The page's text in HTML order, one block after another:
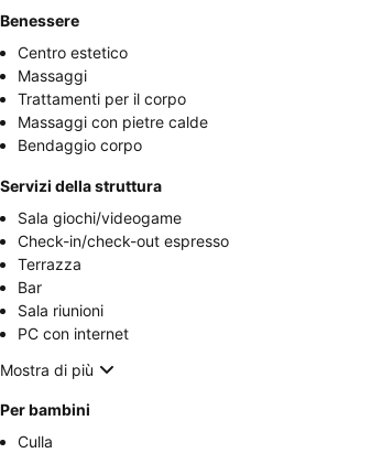
Benessere
Centro estetico
Massaggi
Trattamenti per il corpo
Massaggi con pietre calde
Bendaggio corpo
Servizi della struttura
Sala giochi/videogame
Check-in/check-out espresso
Terrazza
Bar
Sala riunioni
PC con internet
Mostra di più
Per bambini
Culla